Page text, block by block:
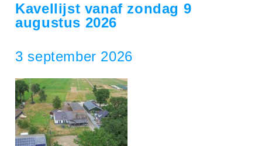
Kavellijst vanaf zondag 9
augustus 2026
3 september 2026